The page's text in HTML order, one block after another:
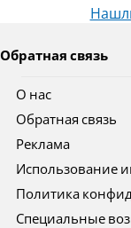
Обратная связь
О нас
Обратная связь
Реклама
Использование
Политика
Специальные